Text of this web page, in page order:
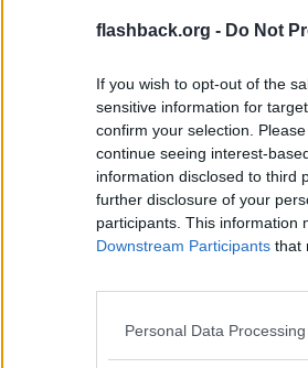
flashback.org - Do Not
If you wish to opt-out of the
sensitive information for
confirm your selection.
continue seeing interest-
information disclosed to third
further disclosure of your
participants. This information
Downstream Participants that
Personal Data
man, men Bergslagstorget 2A för 30
000 kr.
salda/lagenhet-1rum-sparreholm-
per mån minus avgift 1 991 kr/mån
att inga dolda fel eller stora
lägenheten fin. Säg 180 000 kr investering.
okej avkastning?? Låg investering.